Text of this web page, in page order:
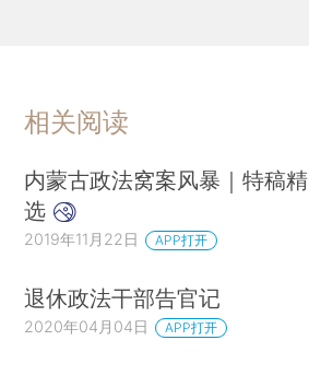
相关阅读
内蒙古政法窝案风暴｜特稿精
选
2019年11月22日 APP打开
退休政法干部告官记
2020年04月04日 APP打开